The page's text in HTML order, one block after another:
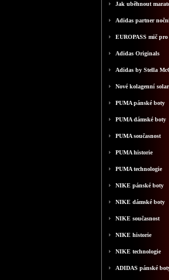
Jak uběhnout
Adidas partner
EUROPASS mič
Adidas Originals
Adidas by Stella
Nové kolagenní
PUMA pánské boty
PUMA dámské boty
PUMA současnost
PUMA historie
PUMA technologie
NIKE pánské boty
NIKE dámské boty
NIKE současnost
NIKE historie
NIKE technologie
ADIDAS pánské